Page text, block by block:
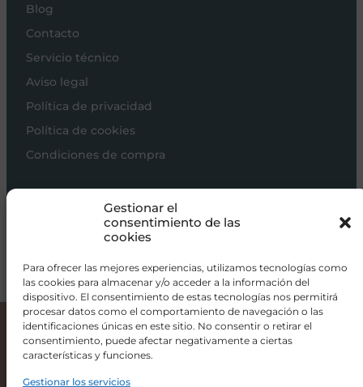
Gestionar el
consentimiento de las
cookies
Para ofrecer las mejores experiencias, utilizamos tecnologías como
las cookies para almacenar y/o acceder a la información del
dispositivo. El consentimiento de estas tecnologías nos permitirá
procesar datos como el comportamiento de navegación o las
identificaciones únicas en este sitio. No consentir o retirar el
consentimiento, puede afectar negativamente a ciertas
características y funciones.
Gestionar los servicios
100,00 € - 200,00
Blog
Contacto
Servicio técnico
Aviso legal
Política de privacidad
Política de cookies
Condiciones de compra
Carros de bebé
Sillas de paseo
Alimentación
Hogar
Viajar
info@donacoletas.com
+34 91 626 62 75